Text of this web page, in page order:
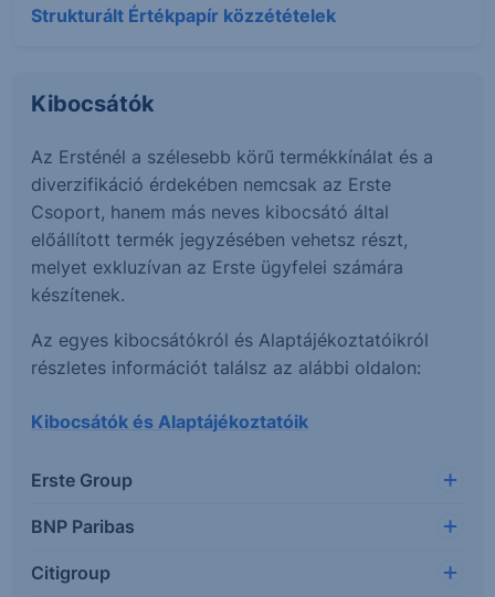
Strukturált Értékpapír közzétételek
Kibocsátók
Az Ersténél a szélesebb körű termékkínálat és a
diverzifikáció érdekében nemcsak az Erste
Csoport, hanem más neves kibocsátó által
előállított termék jegyzésében vehetsz részt,
melyet exkluzívan az Erste ügyfelei számára
készítenek.
Az egyes kibocsátókról és Alaptájékoztatóikról
részletes információt találsz az alábbi oldalon:
Kibocsátók és Alaptájékoztatóik
Erste Group
BNP Paribas
Citigroup